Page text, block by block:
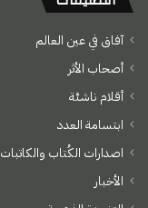
آفاق في عين العالم
أصحاب الأثر
أقلام ناشئة
ابتسامة العدد
اصدارات الكُتاب والكاتبات
الأخبار